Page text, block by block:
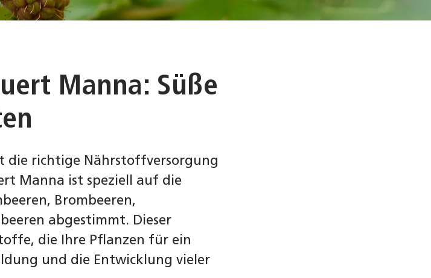
Manna: Süße
die richtige Nährstoffversorgung
Manna ist speziell auf die
Brombeeren,
abgestimmt. Dieser
die Ihre Pflanzen für ein
und die Entwicklung vieler